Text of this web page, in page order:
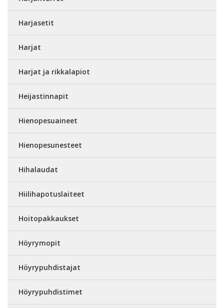
Harjasetit
Harjat
Harjat ja rikkalapiot
Heijastinnapit
Hienopesuaineet
Hienopesunesteet
Hihalaudat
Hiilihapotuslaiteet
Hoitopakkaukset
Höyrymopit
Höyrypuhdistajat
Höyrypuhdistimet